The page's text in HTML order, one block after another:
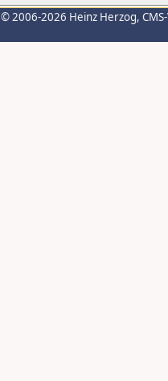
© 2006-2026 Heinz Herzog,